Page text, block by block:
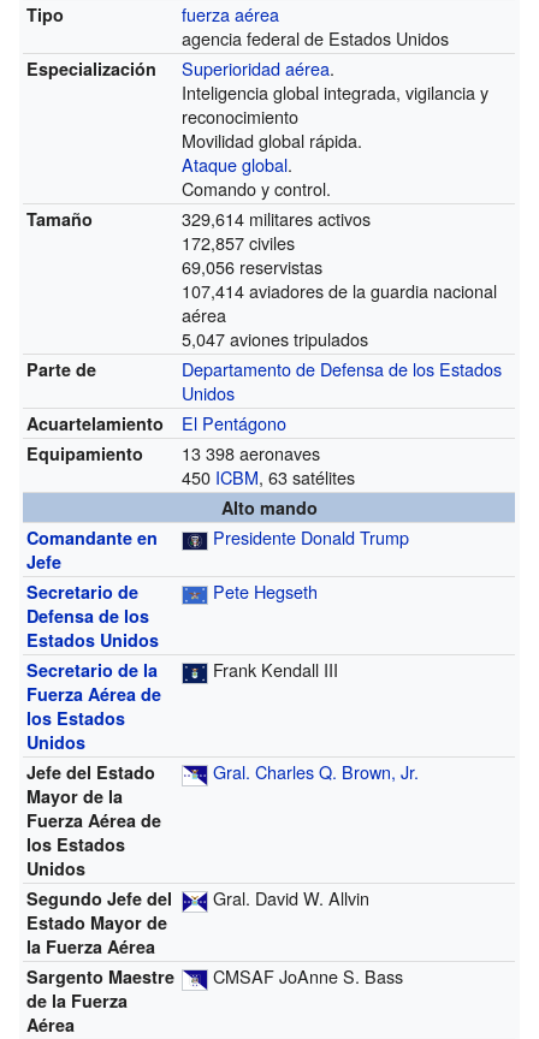
Tipo
fuerza aérea
agencia federal de Estados Unidos
Especialización Superioridad aérea.
Inteligencia global integrada, vigilancia y
reconocimiento
Movilidad global rápida.
Ataque global.
Comando y control.
Tamaño
329,614 militares activos
172,857 civiles
69,056 reservistas
107,414 aviadores de la guardia nacional
aérea
5,047 aviones tripulados
Parte de
Departamento de Defensa de los Estados
Unidos
Acuartelamiento El Pentágono
Equipamiento
13 398 aeronaves
450 ICBM, 63 satélites
Alto mando
Comandante en
Jefe
Presidente Donald Trump
Secretario de
Defensa de los
Estados Unidos
Pete Hegseth
Secretario de la
Fuerza Aérea de
los Estados
Unidos
Frank Kendall III
Jefe del Estado
Mayor de la
Fuerza Aérea de
los Estados
Unidos
Gral. Charles Q. Brown, Jr.
Segundo Jefe del
Estado Mayor de
la Fuerza Aérea
Gral. David W. Allvin
Sargento Maestre
de la Fuerza
Aérea
CMSAF JoAnne S. Bass